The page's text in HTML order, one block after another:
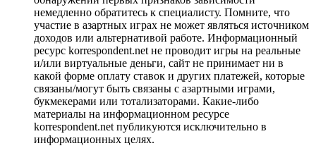
немедленно обратитесь к специалисту. Помните, что
участие в азартных играх не может являться источником
доходов или альтернативой работе. Информационный
ресурс korrespondent.net не проводит игры на реальные
и/или виртуальные деньги, сайт не принимает ни в
какой форме оплату ставок и других платежей, которые
связаны/могут быть связаны с азартными играми,
букмекерами или тотализаторами. Какие-либо
материалы на информационном ресурсе
korrespondent.net публикуются исключительно в
информационных целях.